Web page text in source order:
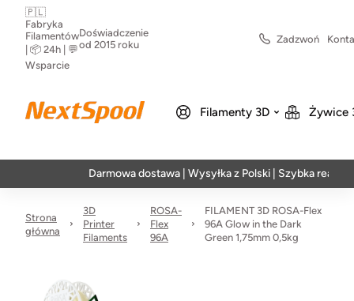
🇵🇱
Fabryka
Filamentów
| 📦 24h | 💬
Wsparcie
Doświadczenie
od 2015 roku
Zadzwoń
Filamenty 3D Żywice
Darmowa dostawa | Wysyłka z Polski | Szybka realizacja w
Strona
główna
3D
Printer
Filaments
ROSA-
Flex
96A
FILAMENT 3D ROSA-Flex
96A Glow in the Dark
Green 1,75mm 0,5kg